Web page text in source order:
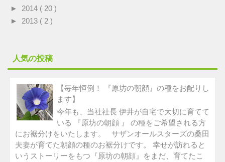
► 2014 ( 20 )
► 2013 ( 2 )
人気の投稿
【毎年恒例！ 『原坊の朝顔』の種をお配りし
ます】
今年も、当社社長 伊井が自宅で大切に育てて
いる 『原坊の朝顔 』 の種をご希望される方
にお裾分けをいたします。 サザンオールスターズの桑田
夫妻が育てた朝顔の種のお裾分けです。 幸せが訪れると
いうストーリーをもつ『原坊の朝顔』をまだ、育てたこ